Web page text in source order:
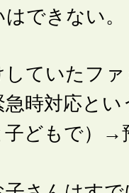
できない。
していたフ
急時対応と
子どもで）